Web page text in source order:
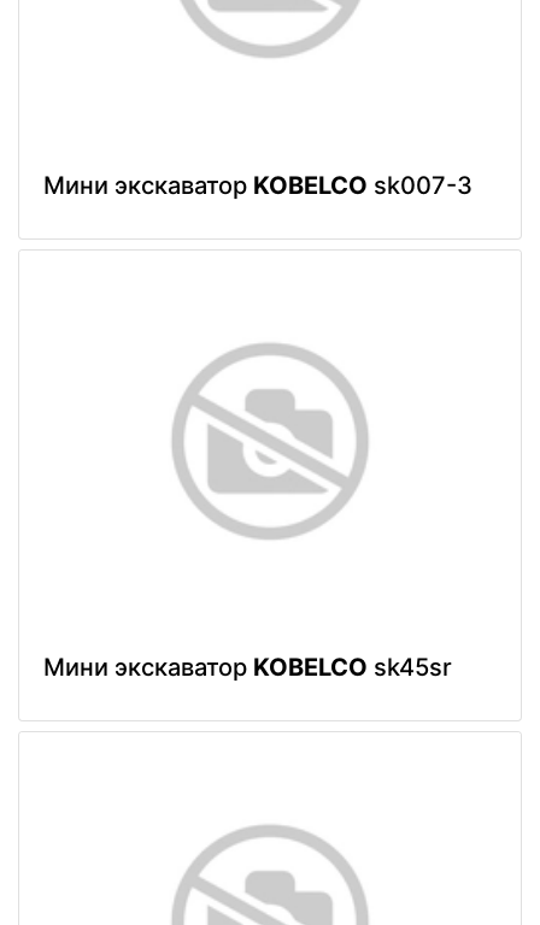
Мини экскаватор KOBELCO sk007-3
Мини экскаватор KOBELCO sk45sr